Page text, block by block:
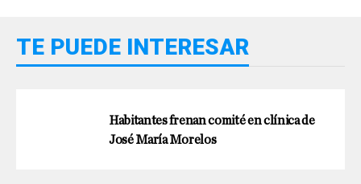
TE PUEDE INTERESAR
Habitantes frenan comité en clínica de
José María Morelos